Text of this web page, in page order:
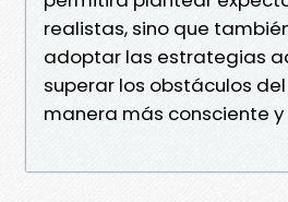
realistas, sino que
adoptar las estrategias
superar los obstáculos
manera más consciente